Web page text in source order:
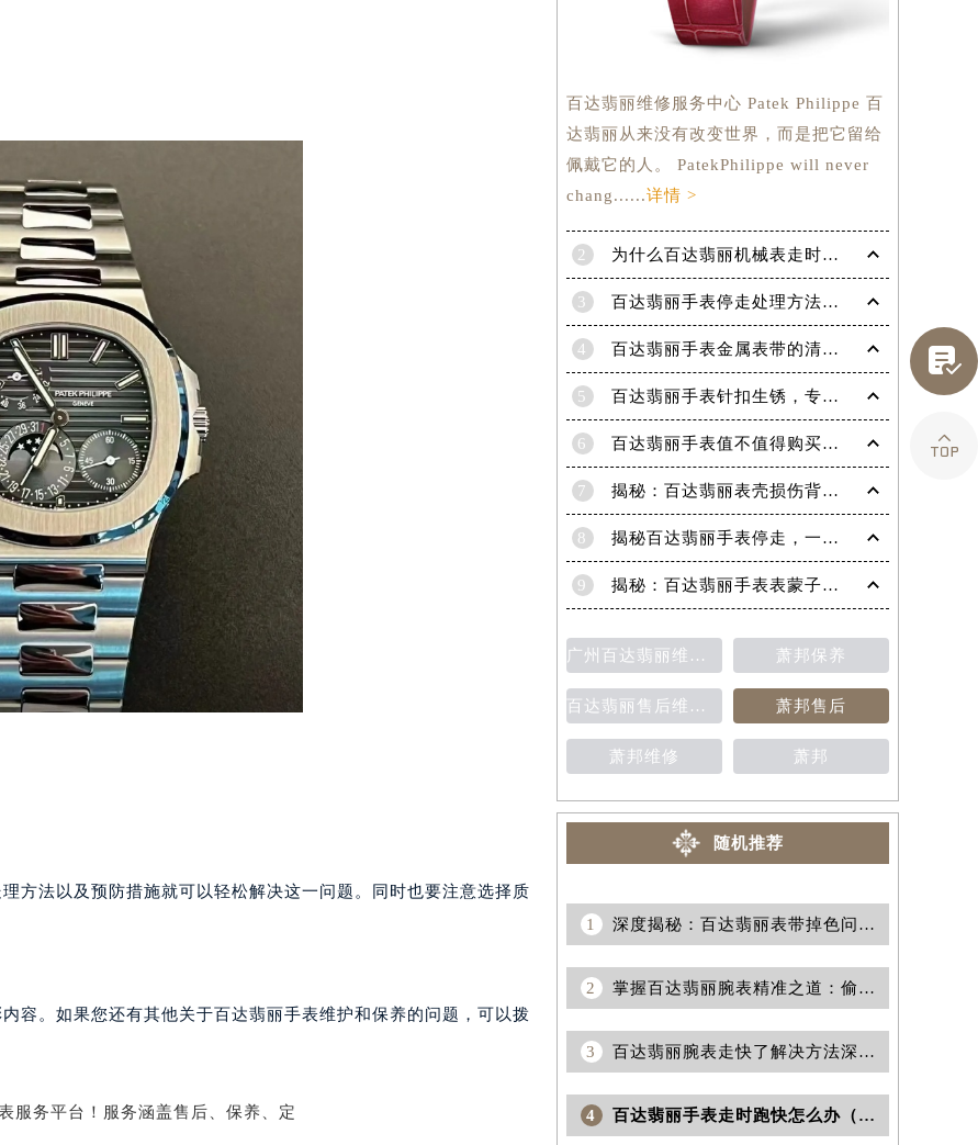
座(旺进大厦)18层09室（需提前预约）
写字楼B座13层07室（需提前预约）
B座17层1707室（需提前预约）
字楼A座10层1002室（需提前预约）
东1幢20楼2002室（需提前预约）
70号华润万象城写字楼（鄂尔多斯大厦）23层2326室（需提前预约）
中心写字楼21层2102室（需提前预约）
金融中心写字楼20层01室（需提前预约）
丽售后服务中心（需提前预约）
后服务中心（需提前预约）
后服务中心（需提前预约）
后服务中心（需提前预约）
售后服务中心（需提前预约）
售后服务中心（需提前预约）
售后服务中心（需提前预约）
丽售后服务中心（需提前预约）
丽售后服务中心（需提前预约）
叉口百达翡丽售后服务中心（需提前预约）
后服务中心（需提前预约）
后服务中心（需提前预约）
后服务中心（需提前预约）
交汇处百达翡丽售后服务中心（需提前预约）
服务中心（需提前预约）
服务中心（需提前预约）
后服务中心（需提前预约）
方法以及预防措施就可以轻松解决这一问题。同时也要注意选择质
容。如果您还有其他关于百达翡丽手表维护和保养的问题，可以拨
百达翡丽维修服务中心 Patek Philippe 百
达翡丽从来没有改变世界，而是把它留给
佩戴它的人。 PatekPhilippe will never
chang......详情 >
2 为什么百达翡丽机械表走时会出现误差呢？
3 百达翡丽手表停走处理方法（手表停走维修）
4 百达翡丽手表金属表带的清洗方法有哪些？（金属表带的清洗）
5 百达翡丽手表针扣生锈，专业处理更安全
6 百达翡丽手表值不值得购买（名表投资与收藏指南）
7 揭秘：百达翡丽表壳损伤背后的故事
8 揭秘百达翡丽手表停走，一文教你轻松恢复活力！
9 揭秘：百达翡丽手表表蒙子破损修复指南，让爱表重焕光彩！
广州百达翡丽维修保养售后中心 萧邦保养
百达翡丽售后维修保养费用价目表 萧邦售后
萧邦维修 萧邦
随机推荐
1 深度揭秘：百达翡丽表带掉色问题全面解决方案
2 掌握百达翡丽腕表精准之道：偷停应对策略全解析
3 百达翡丽腕表走快了解决方法深度解析
4 百达翡丽手表走时跑快怎么办（手表走快如何处理）

